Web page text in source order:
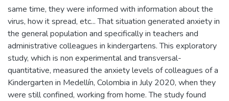
same time, they were informed with information about the
virus, how it spread, etc... That situation generated anxiety in
the general population and specifically in teachers and
administrative colleagues in kindergartens. This exploratory
study, which is non experimental and transversal-
quantitative, measured the anxiety levels of colleagues of a
Kindergarten in Medellín, Colombia in July 2020, when they
were still confined, working from home. The study found